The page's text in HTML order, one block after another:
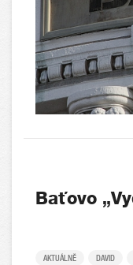
Baťovo
AKTUÁLNĚ DAVID